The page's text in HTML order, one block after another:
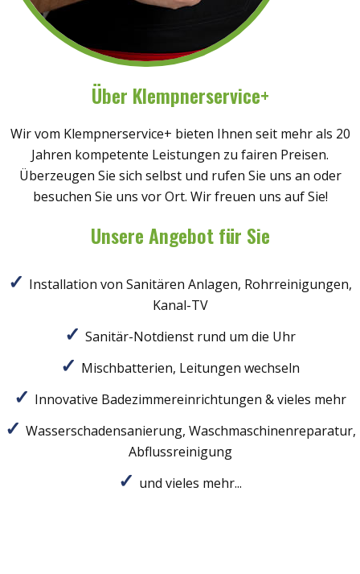
Über Klempnerservice+
Wir vom Klempnerservice+ bieten Ihnen seit mehr als 20
Jahren kompetente Leistungen zu fairen Preisen.
Überzeugen Sie sich selbst und rufen Sie uns an oder
besuchen Sie uns vor Ort. Wir freuen uns auf Sie!
Unsere Angebot für Sie
Installation von Sanitären Anlagen, Rohrreinigungen,
Kanal-TV
Sanitär-Notdienst rund um die Uhr
Mischbatterien, Leitungen wechseln
Innovative Badezimmereinrichtungen & vieles mehr
Wasserschadensanierung, Waschmaschinenreparatur,
Abflussreinigung
und vieles mehr...